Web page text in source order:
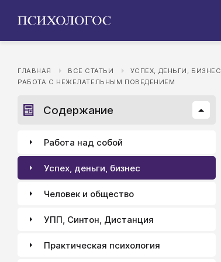
ГЛАВНАЯ ВСЕ СТАТЬИ УСПЕХ, ДЕНЬГИ, БИЗНЕС
РАБОТА С НЕЖЕЛАТЕЛЬНЫМ ПОВЕДЕНИЕМ
Содержание
Работа над собой
Успех, деньги, бизнес
Человек и общество
УПП, Синтон, Дистанция
Практическая психология